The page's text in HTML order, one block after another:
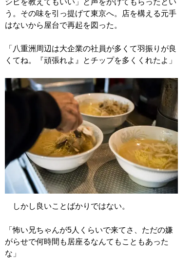
う。その味を引っ提げて東京へ。店を構える元手
はないから屋台で再起を図った。
「八重洲周辺は大企業の社員が多くて羽振りが良
くてね。『頑張れよ』とチップを多くくれたよ」
しかし良いことばかりではない。
「怖い兄ちゃんが5人くらいで来てさ、ただの嫌
がらせで何時間も居座るなんてもこともあった
な」